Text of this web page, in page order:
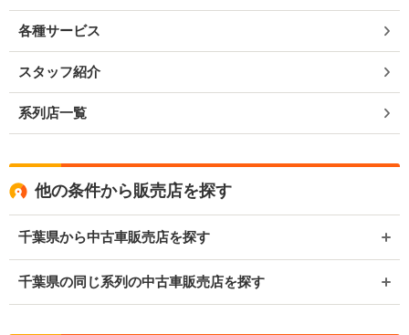
各種サービス
スタッフ紹介
系列店一覧
他の条件から販売店を探す
千葉県から中古車販売店を探す
千葉県の同じ系列の中古車販売店を探す